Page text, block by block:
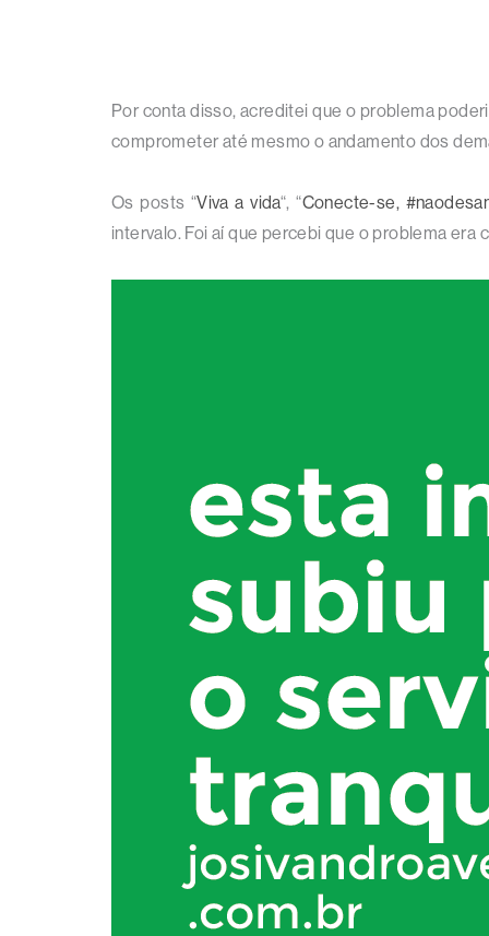
Por conta disso, acreditei que o problema
comprometer até mesmo o andamento dos
Os posts “Viva a vida“, “Conecte-se,
intervalo. Foi aí que percebi que o problema